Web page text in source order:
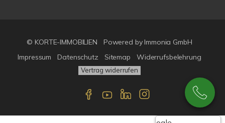
© KORTE-IMMOBILIEN
Powered by Immonia GmbH
Impressum
Datenschutz Sitemap Widerrufsbelehrung
Vertrag widerrufen